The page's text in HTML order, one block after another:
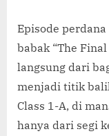
Episode
babak “The
langsung dari
menjadi titik
Class 1-A, di
hanya dari segi